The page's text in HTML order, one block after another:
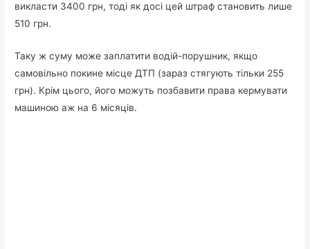
викласти 3400 грн, тоді як досі цей штраф становить лише
510 грн.
Таку ж суму може заплатити водій-порушник, якщо
самовільно покине місце ДТП (зараз стягують тільки 255
грн). Крім цього, його можуть позбавити права кермувати
машиною аж на 6 місяців.